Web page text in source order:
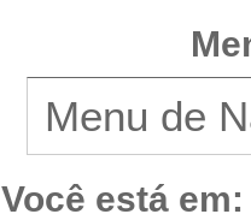
Você está em: